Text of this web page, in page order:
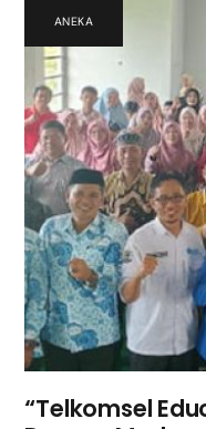
ANEKA
“Telkomsel